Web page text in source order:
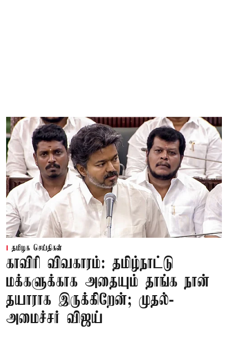
தமிழக செய்திகள்
காவிரி விவகாரம்: தமிழ்நாட்டு
மக்களுக்காக அதையும் தாங்க நான்
தயாராக இருக்கிறேன்; முதல்-
அமைச்சர் விஜய்